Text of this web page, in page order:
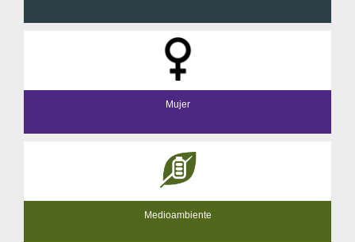
Mujer
Medioambiente